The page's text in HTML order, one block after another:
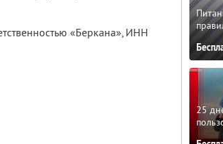
«Беркана», ИНН
25